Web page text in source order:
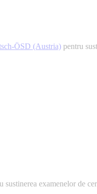
ÖSD (Austria) pentru
sustinerea examenelor de